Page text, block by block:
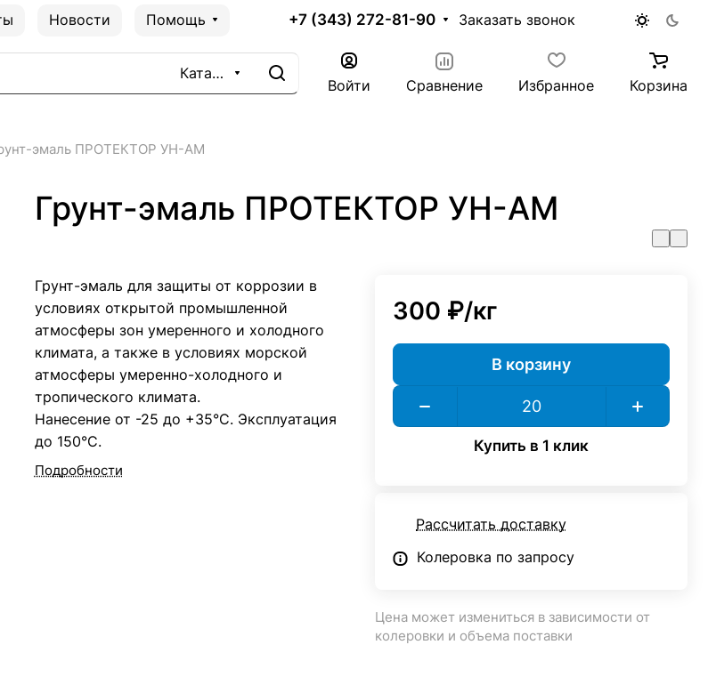
Новости Помощь +7 (343) 272-81-90 Заказать звонок
Каталог
Войти Сравнение Избранное Корзина
эмаль ПРОТЕКТОР УН-АМ
Грунт-эмаль ПРОТЕКТОР УН-АМ
Грунт-эмаль для защиты от коррозии в
условиях открытой промышленной
атмосферы зон умеренного и холодного
климата, а также в условиях морской
атмосферы умеренно-холодного и
тропического климата.
Нанесение от -25 до +35°С. Эксплуатация
до 150°С.
Подробности
300 ₽/кг
В корзину
Купить в 1 клик
Рассчитать доставку
Колеровка по запросу
Цена может измениться в зависимости от
колеровки и объема поставки